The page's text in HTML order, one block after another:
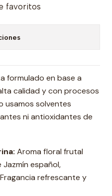
favoritos
formulado en base a
calidad y con procesos
usamos solventes
ni antioxidantes de
Aroma floral frutal
español,
refrescante y